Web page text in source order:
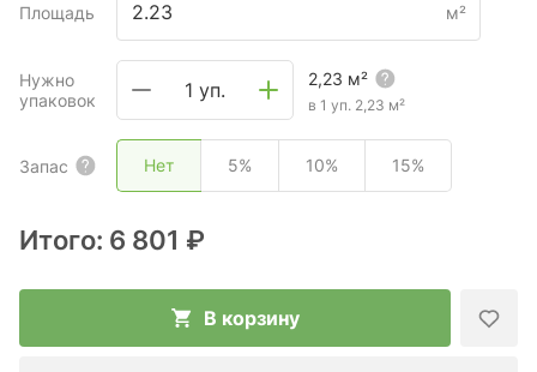
Площадь м²
Нужно
упаковок
1 уп. 2,23 м²
в 1 уп. 2,23 м²
Запас Нет 5% 10% 15%
Итого: 6 801 ₽
В корзину